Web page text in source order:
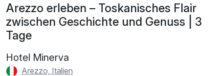
Arezzo erleben – Toskanisches Flair
zwischen Geschichte und Genuss | 3
Tage
Hotel Minerva
Arezzo, Italien